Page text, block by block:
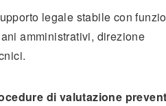
legale stabile con
amministrativi, direzione
di valutazione